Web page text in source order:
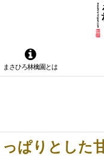
まさひろ林檎園とは
ぱりとした